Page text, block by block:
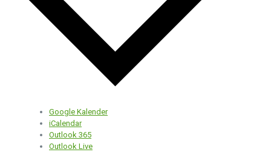
Google Kalender
iCalendar
Outlook 365
Outlook Live